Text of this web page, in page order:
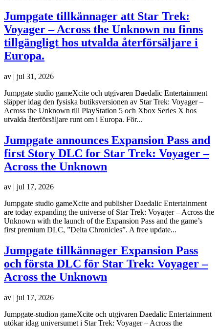
Jumpgate tillkännager att Star Trek:
Voyager – Across the Unknown nu finns
tillgängligt hos utvalda återförsäljare i
Europa.
av | jul 31, 2026
Jumpgate studio gameXcite och utgivaren Daedalic Entertainment
släpper idag den fysiska butiksversionen av Star Trek: Voyager –
Across the Unknown till PlayStation 5 och Xbox Series X hos
utvalda återförsäljare runt om i Europa. För...
Jumpgate announces Expansion Pass and
first Story DLC for Star Trek: Voyager –
Across the Unknown
av | jul 17, 2026
Jumpgate studio gameXcite and publisher Daedalic Entertainment
are today expanding the universe of Star Trek: Voyager – Across the
Unknown with the launch of the Expansion Pass and the game’s
first premium DLC, ”Delta Chronicles”. A free update...
Jumpgate tillkännager Expansion Pass
och första DLC för Star Trek: Voyager –
Across the Unknown
av | jul 17, 2026
Jumpgate-studion gameXcite och utgivaren Daedalic Entertainment
utökar idag universumet i Star Trek: Voyager – Across the